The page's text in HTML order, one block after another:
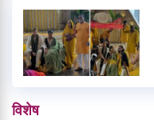
विशेष